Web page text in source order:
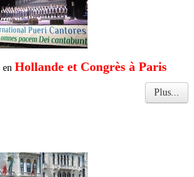
en Hollande et Congrès à Paris
Plus...